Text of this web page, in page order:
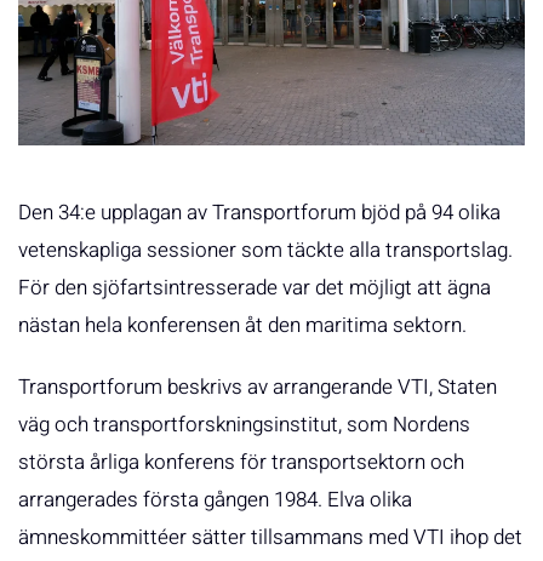
Den 34:e upplagan av Transportforum bjöd på 94 olika
vetenskapliga sessioner som täckte alla transportslag.
För den sjöfartsintresserade var det möjligt att ägna
nästan hela konferensen åt den maritima sektorn.
Transportforum beskrivs av arrangerande VTI, Staten
väg och transportforskningsinstitut, som Nordens
största årliga konferens för transportsektorn och
arrangerades första gången 1984. Elva olika
ämneskommittéer sätter tillsammans med VTI ihop det